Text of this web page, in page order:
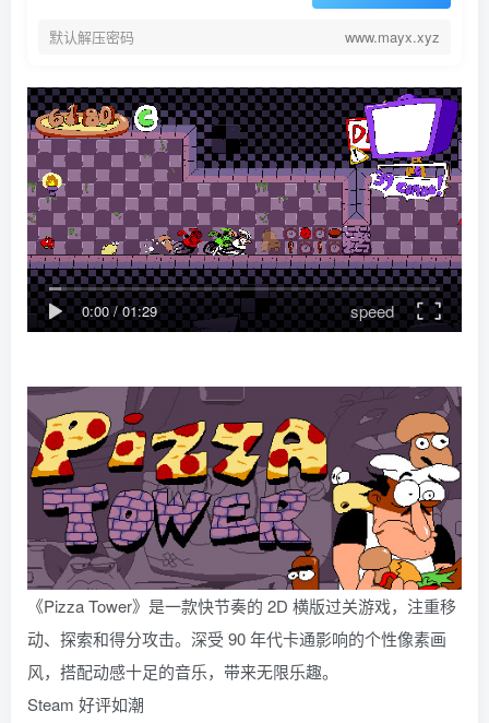
默认解压密码 www.mayx.xyz
0:00/01:29 speed
《Pizza Tower》是一款快节奏的 2D 横版过关游戏，注重移
动、探索和得分攻击。深受 90 年代卡通影响的个性像素画
风，搭配动感十足的音乐，带来无限乐趣。
Steam 好评如潮